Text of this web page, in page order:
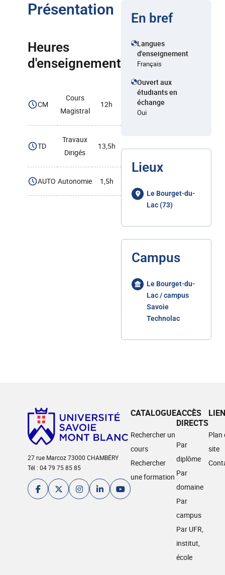
Présentation
Heures
d'enseignement
CM
Cours
Magistral
12h
TD
Travaux
Dirigés
13,5h
AUTO Autonomie 1,5h
En bref
Langues
d'enseignement
Français
Ouvert aux
étudiants en
échange
Oui
Lieux
Le Bourget-du-
Lac (73)
Campus
Le Bourget-du-
Lac / campus
Savoie
Technolac
27 rue Marcoz 73000 CHAMBÉRY
Tél : 04 79 75 85 85
CATALOGUE
Rechercher un
cours
Rechercher
une formation
ACCÈS
DIRECTS
Par
diplôme
Par
domaine
Par
campus
Par UFR,
institut,
école
Plan
site